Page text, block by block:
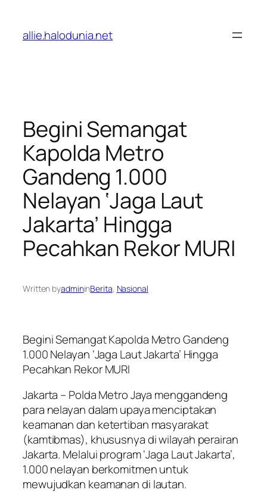
konten
allie.halodunia.net
Begini Semangat
Kapolda Metro
Gandeng 1.000
Nelayan ‘Jaga Laut
Jakarta’ Hingga
Pecahkan Rekor MURI
Written byadmininBerita, Nasional
Begini Semangat Kapolda Metro Gandeng
1.000 Nelayan ‘Jaga Laut Jakarta’ Hingga
Pecahkan Rekor MURI
Jakarta – Polda Metro Jaya menggandeng
para nelayan dalam upaya menciptakan
keamanan dan ketertiban masyarakat
(kamtibmas), khususnya di wilayah perairan
Jakarta. Melalui program ‘Jaga Laut Jakarta’,
1.000 nelayan berkomitmen untuk
mewujudkan keamanan di lautan.